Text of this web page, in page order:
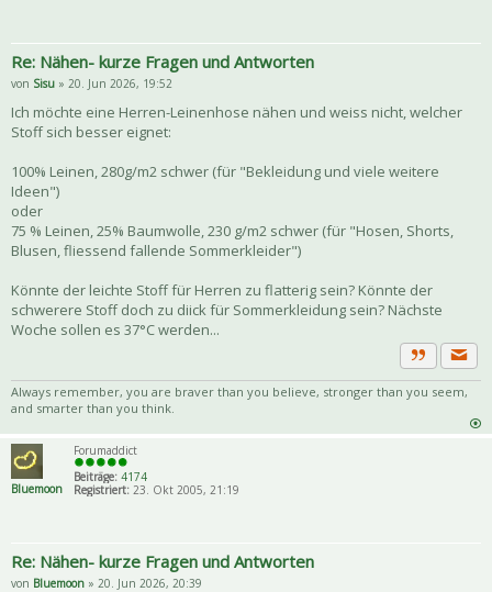
Re: Nähen- kurze Fragen und Antworten
von Sisu » 20. Jun 2026, 19:52
Ich möchte eine Herren-Leinenhose nähen und weiss nicht, welcher
Stoff sich besser eignet:
100% Leinen, 280g/m2 schwer (für "Bekleidung und viele weitere
Ideen")
oder
75 % Leinen, 25% Baumwolle, 230 g/m2 schwer (für "Hosen, Shorts,
Blusen, fliessend fallende Sommerkleider")
Könnte der leichte Stoff für Herren zu flatterig sein? Könnte der
schwerere Stoff doch zu diick für Sommerkleidung sein? Nächste
Woche sollen es 37°C werden...
Zitat
Always remember, you are braver than you believe, stronger than you seem,
and smarter than you think.
Bluemoon
Forumaddict
Beiträge: 4174
Registriert: 23. Okt 2005, 21:19
Re: Nähen- kurze Fragen und Antworten
von Bluemoon » 20. Jun 2026, 20:39